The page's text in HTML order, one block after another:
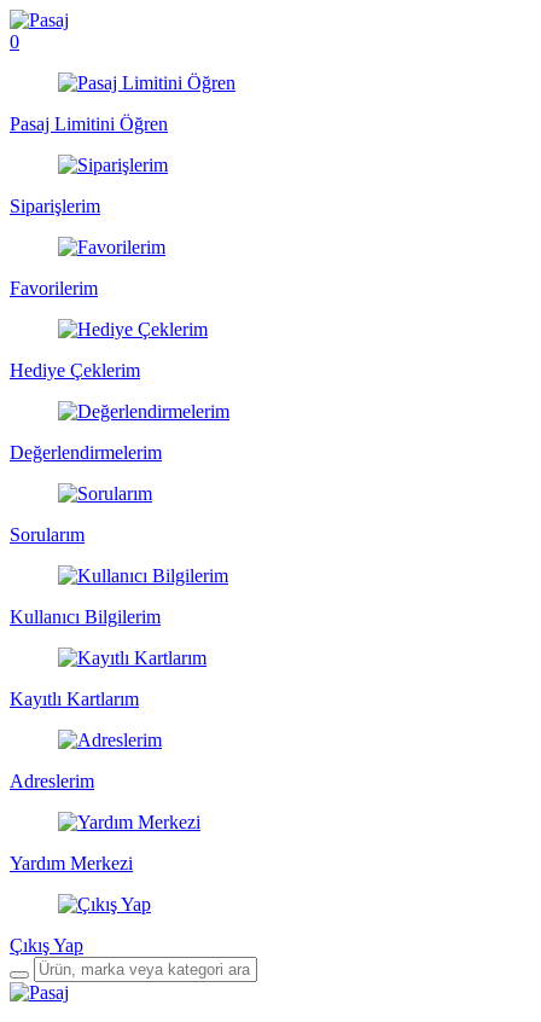
0
Pasaj Limitini Öğren
Siparişlerim
Favorilerim
Hediye Çeklerim
Değerlendirmelerim
Sorularım
Kullanıcı Bilgilerim
Kayıtlı Kartlarım
Adreslerim
Yardım Merkezi
Çıkış Yap